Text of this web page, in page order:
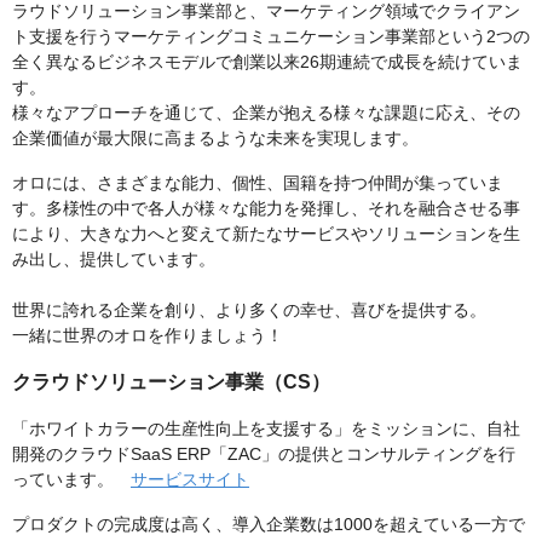
ラウドソリューション事業部と、マーケティング領域でクライアン
ト支援を行うマーケティングコミュニケーション事業部という2つの
全く異なるビジネスモデルで創業以来26期連続で成長を続けていま
す。
様々なアプローチを通じて、企業が抱える様々な課題に応え、その
企業価値が最大限に高まるような未来を実現します。
オロには、さまざまな能力、個性、国籍を持つ仲間が集っていま
す。多様性の中で各人が様々な能力を発揮し、それを融合させる事
により、大きな力へと変えて新たなサービスやソリューションを生
み出し、提供しています。
世界に誇れる企業を創り、より多くの幸せ、喜びを提供する。
一緒に世界のオロを作りましょう！
クラウドソリューション事業（CS）
「ホワイトカラーの生産性向上を支援する」をミッションに、自社
開発のクラウドSaaS ERP「ZAC」の提供とコンサルティングを行
っています。 サービスサイト
プロダクトの完成度は高く、導入企業数は1000を超えている一方で